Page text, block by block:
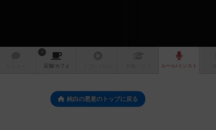
4
店舗/カフェ ルール/インスト
純白の悪意のトップに戻る